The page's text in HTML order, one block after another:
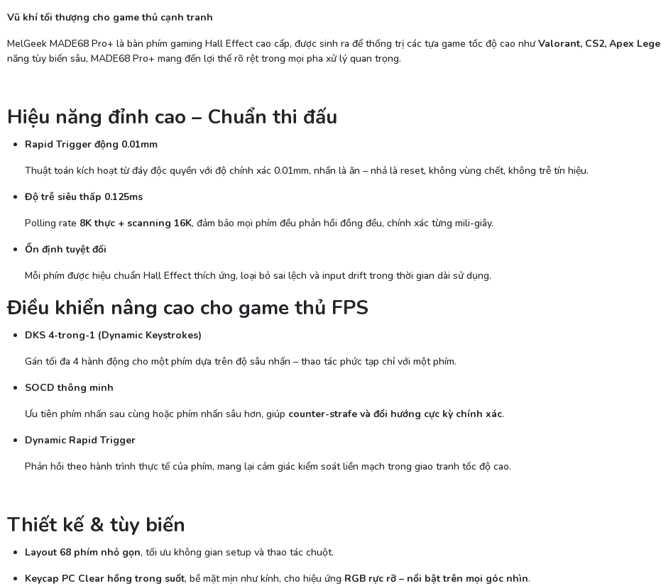
Vũ khí tối thượng cho game thủ cạnh tranh
MelGeek MADE68 Pro+ là bàn phím gaming Hall Effect cao cấp, được sinh ra để thống trị các tựa game tốc độ cao nhưValorant, CS2, Apex
năng tùy biến sâu, MADE68 Pro+ mang đến lợi thế rõ rệt trong mọi pha xử lý quan trọng.
Hiệu năng đỉnh cao – Chuẩn thi đấu
Rapid Trigger động 0.01mm
Thuật toán kích hoạt từ đáy độc quyền với độ chính xác 0.01mm, nhấn là ăn – nhả là reset, không vùng chết, không trễ tín hiệu.
Độ trễ siêu thấp 0.125ms
Polling rate 8K thực + scanning 16K, đảm bảo mọi phím đều phản hồi đồng đều, chính xác từng mili-giây.
Ổn định tuyệt đối
Mỗi phím được hiệu chuẩn Hall Effect thích ứng, loại bỏ sai lệch và input drift trong thời gian dài sử dụng.
Điều khiển nâng cao cho game thủ FPS
DKS 4-trong-1 (Dynamic Keystrokes)
Gán tối đa 4 hành động cho một phím dựa trên độ sâu nhấn – thao tác phức tạp chỉ với một phím.
SOCD thông minh
Ưu tiên phím nhấn sau cùng hoặc phím nhấn sâu hơn, giúp counter-strafe và đổi hướng cực kỳ chính xác.
Dynamic Rapid Trigger
Phản hồi theo hành trình thực tế của phím, mang lại cảm giác kiểm soát liền mạch trong giao tranh tốc độ cao.
Thiết kế & tùy biến
Layout 68 phím nhỏ gọn, tối ưu không gian setup và thao tác chuột.
Keycap PC Clear hồng trong suốt, bề mặt mịn như kính, cho hiệu ứng RGB rực rỡ – nổi bật trên mọi góc nhìn.